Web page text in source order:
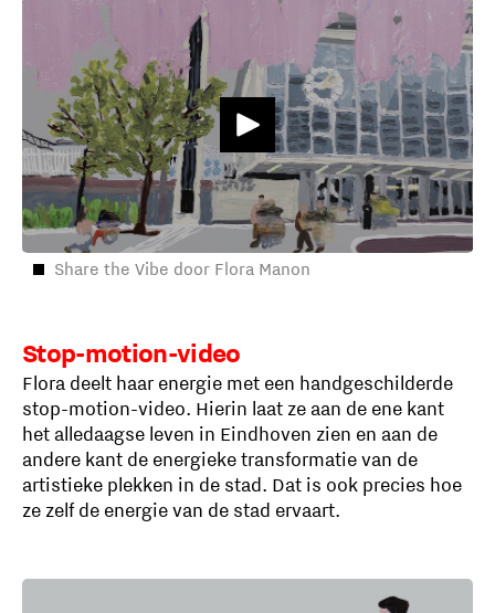
Share the Vibe door Flora Manon
Stop-motion-video
Flora deelt haar energie met een handgeschilderde
stop-motion-video. Hierin laat ze aan de ene kant
het alledaagse leven in Eindhoven zien en aan de
andere kant de energieke transformatie van de
artistieke plekken in de stad. Dat is ook precies hoe
ze zelf de energie van de stad ervaart.